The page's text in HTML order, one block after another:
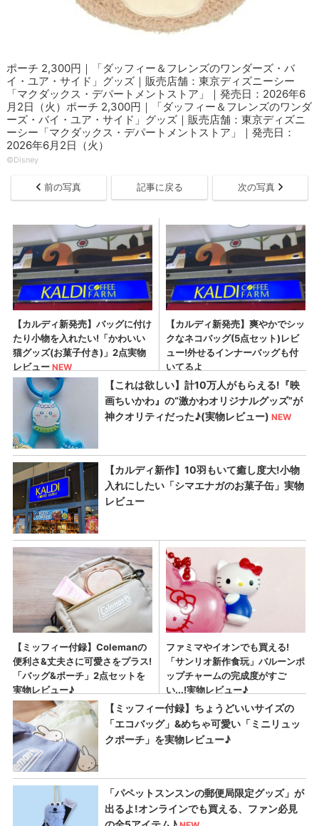
ポーチ 2,300円｜「ダッフィー＆フレンズのワンダーズ・バ
イ・ユア・サイド」グッズ｜販売店舗：東京ディズニーシー
「マクダックス・デパートメントストア」｜発売日：2026年6
月2日（火）ポーチ 2,300円｜「ダッフィー＆フレンズのワンダ
ーズ・バイ・ユア・サイド」グッズ｜販売店舗：東京ディズニ
ーシー「マクダックス・デパートメントストア」｜発売日：
2026年6月2日（火）
©Disney
前の写真 記事に戻る 次の写真